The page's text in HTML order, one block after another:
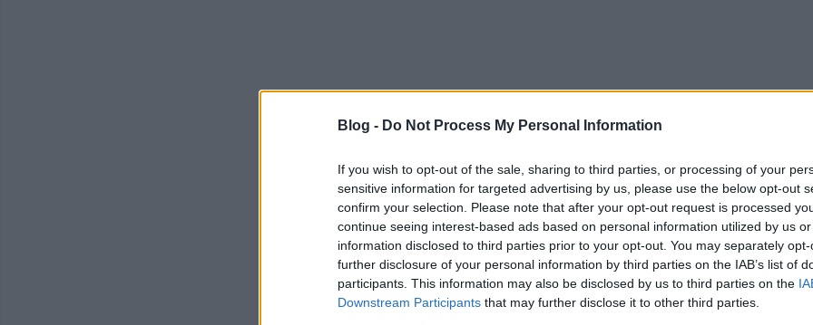
Blog - Do Not Process My Personal Information
If you wish to opt-out of the sale, sharing to third parties, or processing of your
sensitive information for targeted advertising by us, please use the below opt-out
confirm your selection. Please note that after your opt-out request is processed
continue seeing interest-based ads based on personal information utilized by us
information disclosed to third parties prior to your opt-out. You may separately
further disclosure of your personal information by third parties on the IAB’s list of
participants. This information may also be disclosed by us to third parties on the
Downstream Participants that may further disclose it to other third parties.